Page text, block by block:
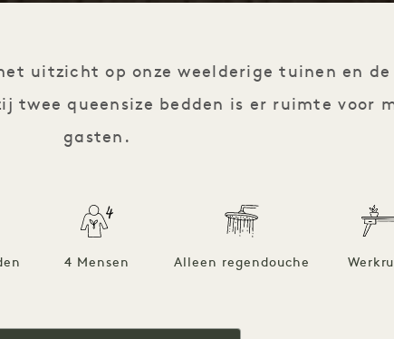
uitzicht op onze weelderige tuinen en de
twee queensize bedden is er ruimte voor
gasten.
4 Mensen Alleen regendouche